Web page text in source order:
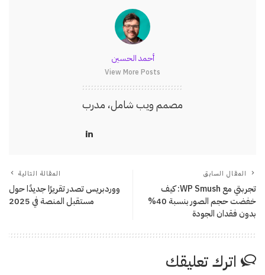
أحمد الحسين
View More Posts
مصمم ويب شامل، مدرب
المقال السابق
تجربتي مع WP Smush: كيف
خفضت حجم الصور بنسبة 40%
بدون فقدان الجودة
المقالة التالية
ووردبريس تصدر تقريرًا جديدًا حول
مستقبل المنصة في 2025
اترك تعليقك